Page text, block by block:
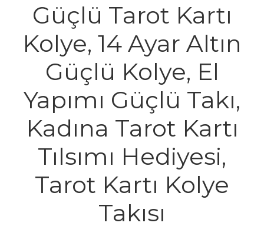
Güçlü Tarot Kartı
Kolye, 14 Ayar Altın
Güçlü Kolye, El
Yapımı Güçlü Takı,
Kadına Tarot Kartı
Tılsımı Hediyesi,
Tarot Kartı Kolye
Takısı